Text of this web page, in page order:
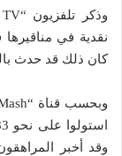
نقدية في
كان ذلك قد حدث
وقد أخبر